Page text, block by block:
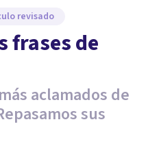
revisado
frases de
aclamados de
sus